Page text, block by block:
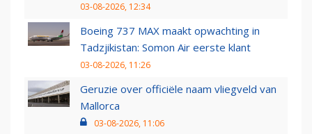
03-08-2026, 12:34
Boeing 737 MAX maakt opwachting in
Tadzjikistan: Somon Air eerste klant
03-08-2026, 11:26
Geruzie over officiële naam vliegveld van
Mallorca
03-08-2026, 11:06